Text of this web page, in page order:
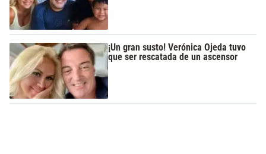
¡Un gran susto! Verónica Ojeda tuvo
que ser rescatada de un ascensor